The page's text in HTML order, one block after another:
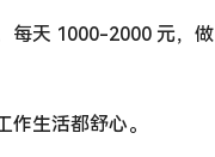
每天 1000-2000 元，做
生活都舒心。